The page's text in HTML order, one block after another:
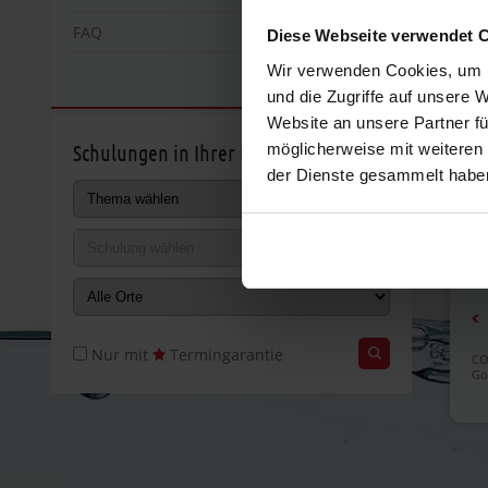
Diese Webseite verwendet
Wir verwenden Cookies,
und die Zugriffe auf unsere
Website an unsere Partner
möglicherweise mit
der Dienste gesammelt
FAQ
Schulungen in Ihrer Nähe
Nur mit Termingarantie